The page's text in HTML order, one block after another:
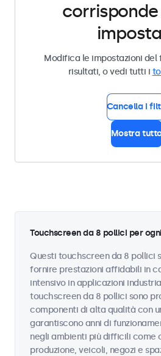
Modifica le impostazioni
risultati, o vedi tutti i
Cancella i
Mostra
Touchscreen da 8 pollici per
Questi touchscreen da 8 pollici
fornire prestazioni affidabili in
intensivo in applicazioni
touchscreen da 8 pollici sono
componenti di alta qualità con
garantiscono anni di
negli ambienti più difficili come
produzione, veicoli, negozi e